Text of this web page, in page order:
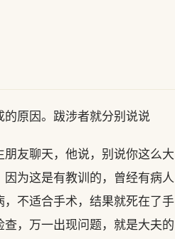
原因。跋涉者就分别说说
友聊天，他说，别说你这么大
为这是有教训的，曾经有病人
不适合手术，结果就死在了手
，万一出现问题，就是大夫的